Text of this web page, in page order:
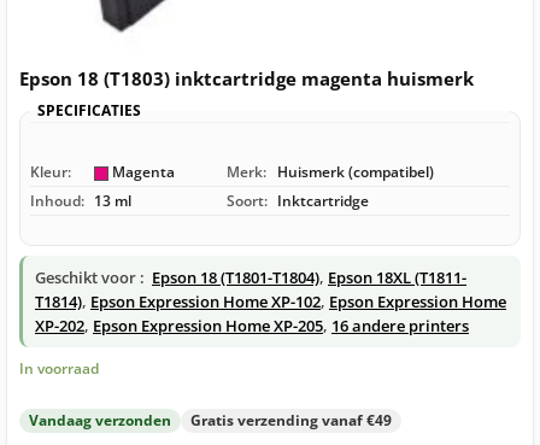
Epson 18 (T1803) inktcartridge magenta huismerk
SPECIFICATIES
Kleur: Magenta Merk: Huismerk (compatibel)
Inhoud: 13 ml Soort: Inktcartridge
Geschikt voor : Epson 18 (T1801-T1804), Epson 18XL (T1811-
T1814), Epson Expression Home XP-102, Epson Expression Home
XP-202, Epson Expression Home XP-205, 16 andere printers
In voorraad
Vandaag verzonden Gratis verzending vanaf €49